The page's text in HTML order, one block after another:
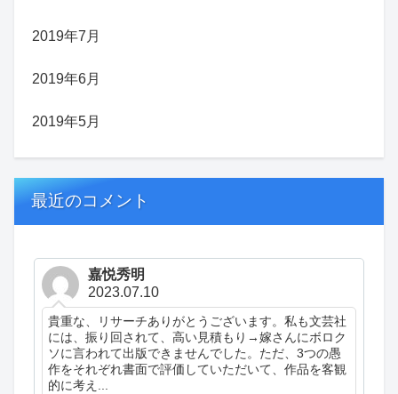
2019年7月
2019年6月
2019年5月
最近のコメント
嘉悦秀明
2023.07.10
貴重な、リサーチありがとうございます。私も文芸社
には、振り回されて、高い見積もり→嫁さんにボロク
ソに言われて出版できませんでした。ただ、3つの愚
作をそれぞれ書面で評価していただいて、作品を客観
的に考え...